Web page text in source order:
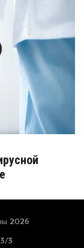
2026
3